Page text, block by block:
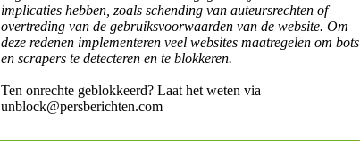
implicaties hebben, zoals schending van auteursrechten of
overtreding van de gebruiksvoorwaarden van de website. Om
deze redenen implementeren veel websites maatregelen om bots
en scrapers te detecteren en te blokkeren.
Ten onrechte geblokkeerd? Laat het weten via
unblock@persberichten.com